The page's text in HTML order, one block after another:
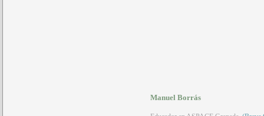
Manuel Borrás